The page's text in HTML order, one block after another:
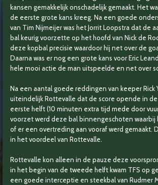
kansen gemakkelijk onschadelijk gemaakt. Het
de eerste grote kans kreeg. Na een goede
van Tim Nijmeijer was het Jorrit Loopstra dat de
bal keurig voorzette op het hoofd van Nick de
deze kopbal precisie waardoor hij net over de
Daarna was er nog een grote kans voor Eric
hele mooi actie de man uitspeelde en net over
Na een aantal goede reddingen van keeper Rick
uiteindelijk Rottevalle dat de score opende in
eerste helft (10 minuten extra tijd mede door
voorzet werd deze bal binnengeschoten waarbij
of er een overtreding aan vooraf werd gemaakt.
in het voordeel van Rottevalle.
Rottevalle kon alleen in de pauze deze
in het begin van de tweede helft kwam TFS op
een goede interceptie en steekbal van Rudmer